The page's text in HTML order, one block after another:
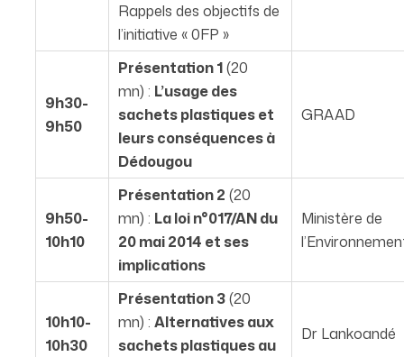
Rappels des objectifs de
l’initiative « 0FP »
9h30-
9h50
Présentation 1(20
mn) : L’usage des
sachets plastiques et
leurs conséquences à
Dédougou
GRAAD
9h50-
10h10
Présentation 2 (20
mn) : La loi n°017/AN du
20 mai 2014 et ses
implications
Ministère de
10h10-
10h30
Présentation 3(20
mn) : Alternatives aux
sachets plastiques au
Dr Lankoandé